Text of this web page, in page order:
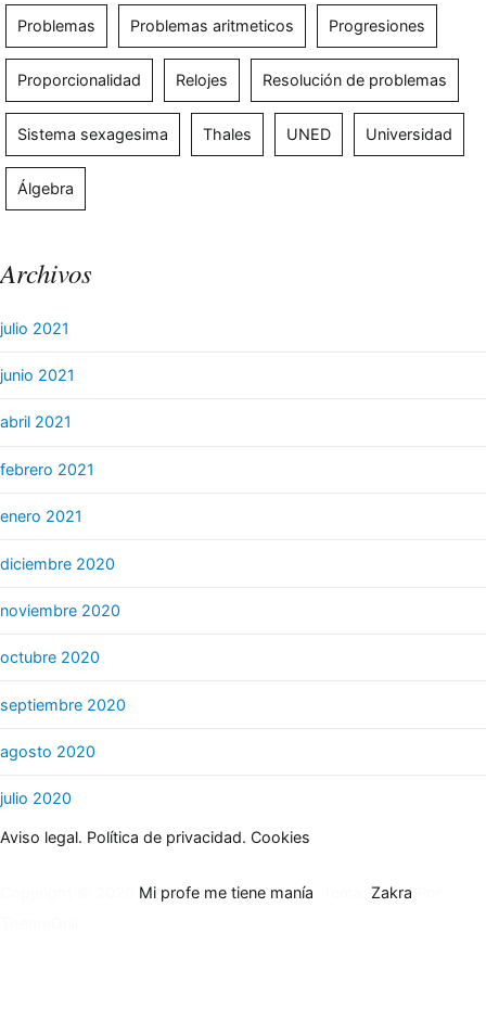
Problemas Problemas aritmeticos Progresiones
Proporcionalidad Relojes Resolución de problemas
Sistema sexagesima Thales UNED Universidad
Álgebra
Archivos
julio 2021
junio 2021
abril 2021
febrero 2021
enero 2021
diciembre 2020
noviembre 2020
octubre 2020
septiembre 2020
agosto 2020
julio 2020
Aviso legal. Política de privacidad. Cookies
Mi profe me tiene manía Zakra